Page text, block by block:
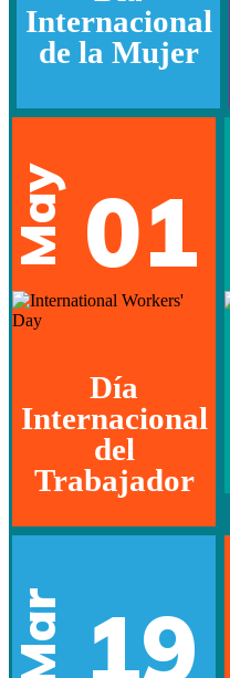
Internacional
de la Mujer
May 01
Día
Internacional
del
Trabajador
Mar 19